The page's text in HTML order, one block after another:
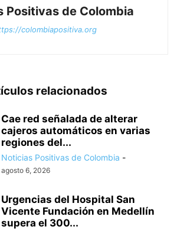
Positivas de Colombia
colombiapositiva.org
relacionados
Cae red señalada de alterar
cajeros automáticos en varias
regiones del...
Noticias Positivas de Colombia -
agosto 6, 2026
Urgencias del Hospital San
Vicente Fundación en Medellín
supera el 300...